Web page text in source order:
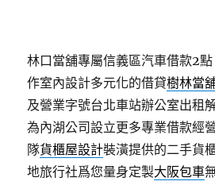
林口當舖專屬信義區汽車借款2
作室內設計多元化的借貸樹林當
及營業字號台北車站辦公室出租
為內湖公司設立更多專業借款經
隊貨櫃屋設計裝潢提供的二手貨
地旅行社爲您量身定製大阪包車